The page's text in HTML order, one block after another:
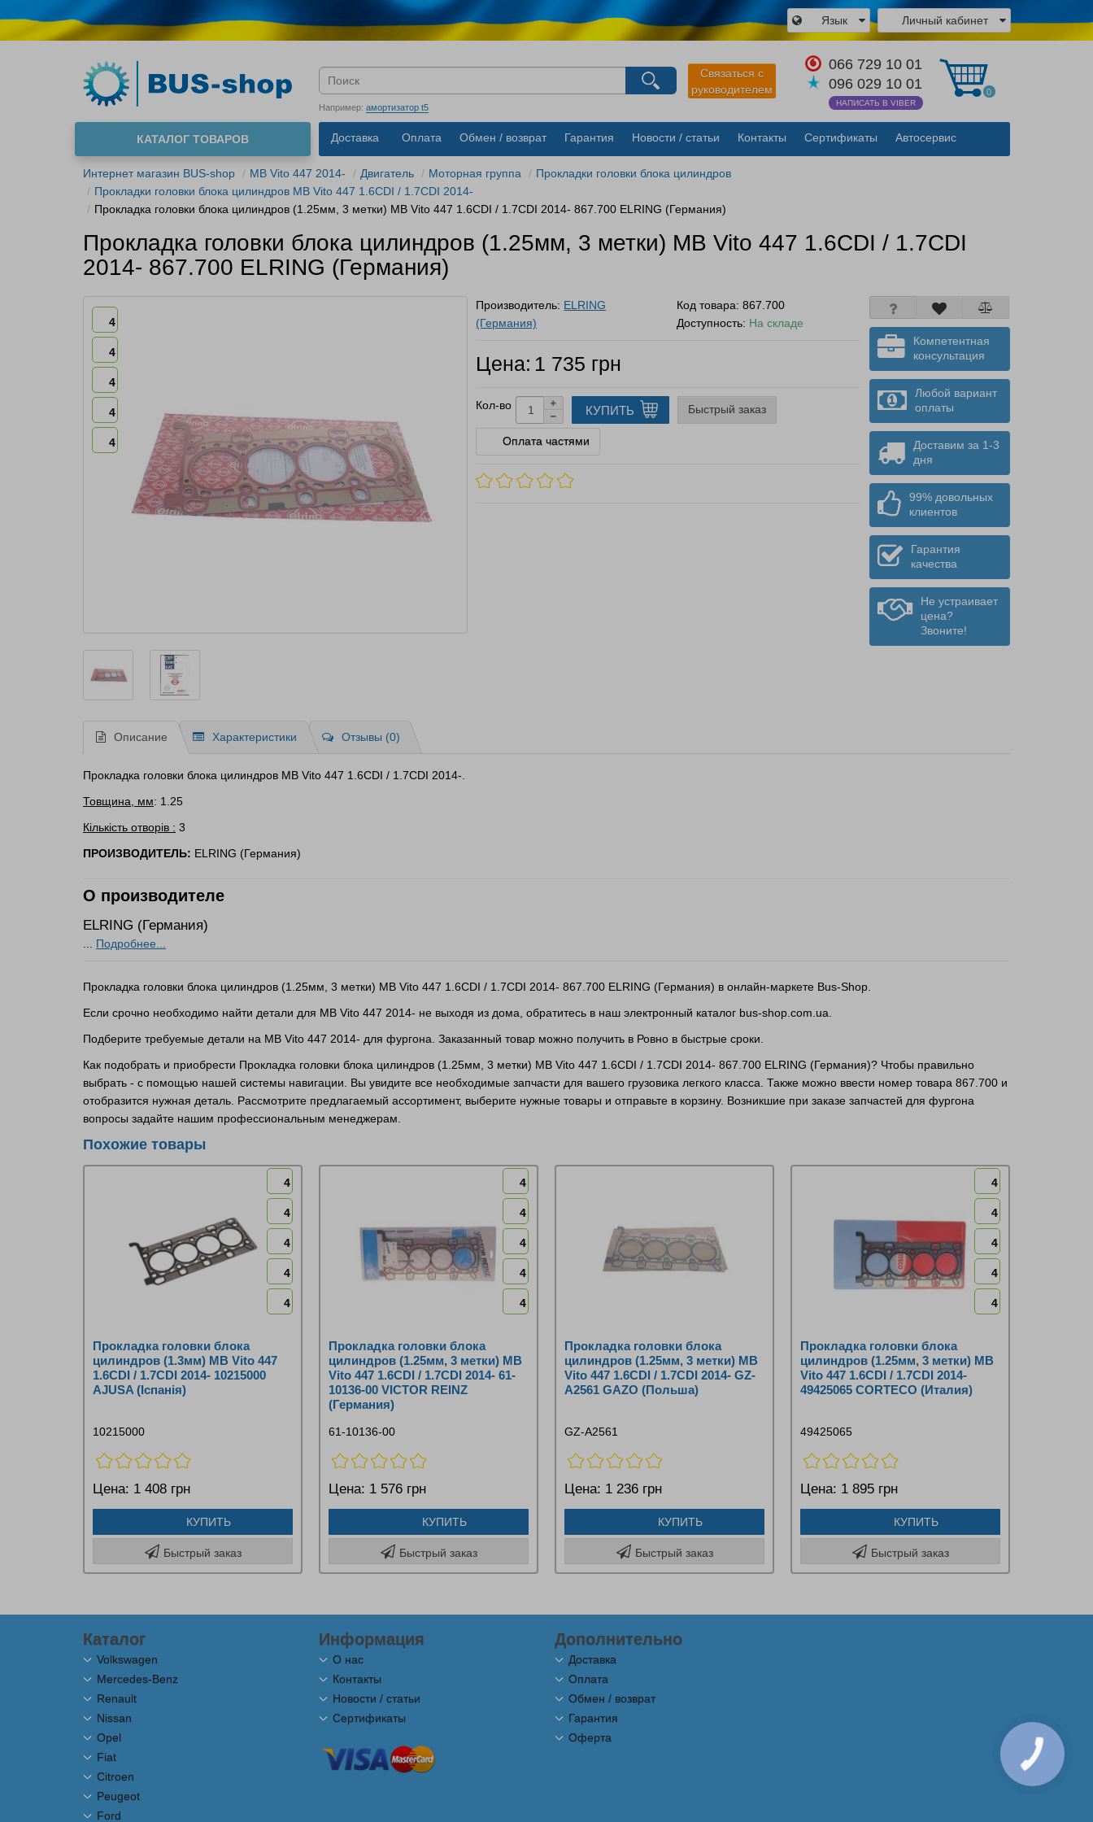
Личный кабинет
Язык
Связаться с
руководителем
066 729 10 01
096 029 10 01
НАПИСАТЬ В VIBER
0
Например: амортизатор t5
Доставка Оплата Обмен / возврат Гарантия Новости / статьи Контакты Сертификаты Автосервис
О нас
КАТАЛОГ ТОВАРОВ
Интернет магазин BUS-shop MB Vito 447 2014- Двигатель Моторная группа
Прокладки головки блока цилиндров
Прокладки головки блока цилиндров MB Vito 447 1.6CDI / 1.7CDI 2014-
Прокладка головки блока цилиндров (1.25мм, 3 метки) MB Vito 447 1.6CDI / 1.7CDI 2014- 867.700 ELRING (Германия)
×
Закрыть
Прокладка головки блока цилиндров (1.25мм, 3 метки) MB Vito 447 1.6CDI / 1.7CDI
2014- 867.700 ELRING (Германия)
4
4
4
4
4
Производитель: ELRING
(Германия)
Код товара: 867.700
Доступность: На складе
Цена: 1 735 грн
Кол-во КУПИТЬ Быстрый заказ
Оплата частями
Компетентная
консультация
Любой вариант
оплаты
Доставим за 1-3
дня
99% довольных
клиентов
Гарантия
качества
Не устраивает
цена?
Звоните!
Описание Характеристики Отзывы (0)
Прокладка головки блока цилиндров MB Vito 447 1.6CDI / 1.7CDI 2014-.
Товщина, мм: 1.25
Кількість отворів : 3
ПРОИЗВОДИТЕЛЬ: ELRING (Германия)
О производителе
ELRING (Германия)
... Подробнее...
Прокладка головки блока цилиндров (1.25мм, 3 метки) MB Vito 447 1.6CDI / 1.7CDI 2014- 867.700 ELRING (Германия) в онлайн-маркете Bus-Shop.
Если срочно необходимо найти детали для MB Vito 447 2014- не выходя из дома, обратитесь в наш электронный каталог bus-shop.com.ua.
Подберите требуемые детали на MB Vito 447 2014- для фургона. Заказанный товар можно получить в Ровно в быстрые сроки.
Как подобрать и приобрести Прокладка головки блока цилиндров (1.25мм, 3 метки) MB Vito 447 1.6CDI / 1.7CDI 2014- 867.700 ELRING (Германия)? Чтобы правильно
выбрать - с помощью нашей системы навигации. Вы увидите все необходимые запчасти для вашего грузовика легкого класса. Также можно ввести номер товара 867.700 и
отобразится нужная деталь. Рассмотрите предлагаемый ассортимент, выберите нужные товары и отправьте в корзину. Возникшие при заказе запчастей для фургона
вопросы задайте нашим профессиональным менеджерам.
Похожие товары
4
4
4
4
4
Прокладка головки блока
цилиндров (1.3мм) MB Vito 447
1.6CDI / 1.7CDI 2014- 10215000
AJUSA (Іспанія)
10215000
Цена: 1 408 грн
КУПИТЬ
Быстрый заказ
4
4
4
4
4
Прокладка головки блока
цилиндров (1.25мм, 3 метки) MB
Vito 447 1.6CDI / 1.7CDI 2014- 61-
10136-00 VICTOR REINZ
(Германия)
61-10136-00
Цена: 1 576 грн
КУПИТЬ
Быстрый заказ
Прокладка головки блока
цилиндров (1.25мм, 3 метки) MB
Vito 447 1.6CDI / 1.7CDI 2014- GZ-
A2561 GAZO (Польша)
GZ-A2561
Цена: 1 236 грн
КУПИТЬ
Быстрый заказ
4
4
4
4
4
Прокладка головки блока
цилиндров (1.25мм, 3 метки) MB
Vito 447 1.6CDI / 1.7CDI 2014-
49425065 CORTECO (Италия)
49425065
Цена: 1 895 грн
КУПИТЬ
Быстрый заказ
Каталог
Volkswagen
Mercedes-Benz
Renault
Nissan
Opel
Fiat
Citroen
Peugeot
Ford
Информация
О нас
Контакты
Новости / статьи
Сертификаты
Дополнительно
Доставка
Оплата
Обмен / возврат
Гарантия
Оферта